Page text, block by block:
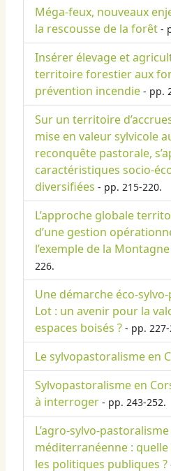
Méga-feux, nouveaux
la rescousse de la forêt -
Insérer élevage et
territoire forestier aux
prévention incendie - pp.
Sur un territoire
mise en valeur sylvicole
reconquête pastorale,
caractéristiques socio-
diversifiées - pp. 215-220.
L’approche globale
d’une gestion
l’exemple de la
226.
Une démarche éco-
Lot : un avenir pour la
espaces boisés ? - pp.
Le sylvopastoralisme en
Sylvopastoralisme en
à interroger - pp. 243-252.
L’agro-sylvo-
méditerranéenne :
les politiques publiques ?